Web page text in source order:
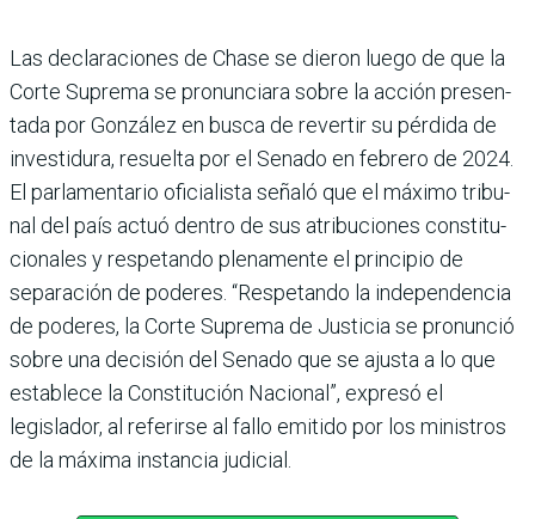
Las declaraciones de Chase se dieron luego de que la
Corte Suprema se pronun­ciara sobre la acción presen­
tada por González en busca de revertir su pérdida de
investidura, resuelta por el Senado en febrero de 2024.
El parlamentario oficialista señaló que el máximo tribu­
nal del país actuó dentro de sus atribuciones constitu­
cionales y respetando plena­mente el principio de
separa­ción de poderes. “Respetando la independencia
de poderes, la Corte Suprema de Justicia se pronunció
sobre una deci­sión del Senado que se ajusta a lo que
establece la Consti­tución Nacional”, expresó el
legislador, al referirse al fallo emitido por los ministros
de la máxima instancia judicial.